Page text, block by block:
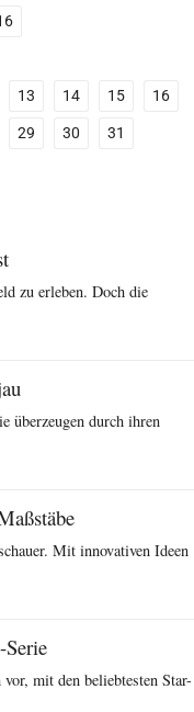
13 14 15
16
29 30 31
zu erleben. Doch die
überzeugen durch ihren
Mit innovativen Ideen
mit den beliebtesten Star-